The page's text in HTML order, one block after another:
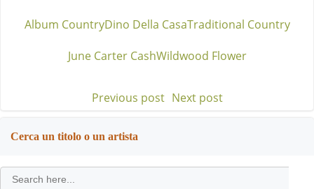
Album CountryDino Della CasaTraditional Country
June Carter CashWildwood Flower
Post
navigation
Previous post Post
Next post
Cerca un titolo o un artista
Search
for: